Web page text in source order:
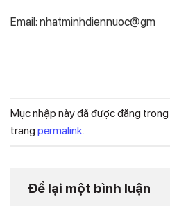
Email: nhatminhdiennuoc@gm
Mục nhập này đã được đăng trong
trang permalink
Để lại một bình luận